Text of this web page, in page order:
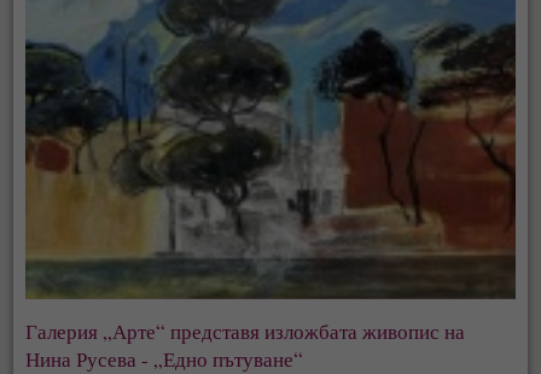
Галерия „Арте“ представя изложбата живопис на
Нина Русева - „Едно пътуване“